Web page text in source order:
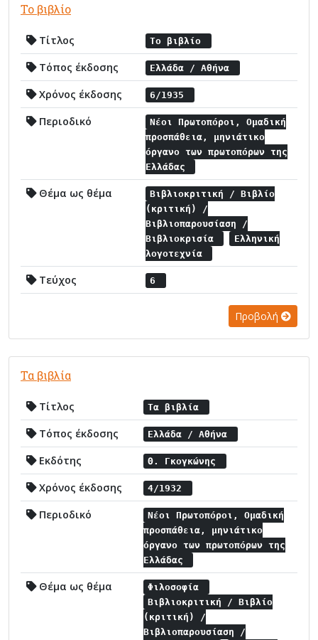
Το βιβλίο
Τίτλος Το βιβλίο
Τόπος έκδοσης Ελλάδα / Αθήνα
Χρόνος έκδοσης 6/1935
Περιοδικό
Νέοι Πρωτοπόροι, Ομαδική
προσπάθεια, μηνιάτικο
όργανο των πρωτοπόρων της
Ελλάδας
Θέμα ως θέμα
Βιβλιοκριτική / Βιβλίο
(κριτική) /
Βιβλιοπαρουσίαση /
Βιβλιοκρισία
Ελληνική
λογοτεχνία
Τεύχος 6
Προβολή
Τα βιβλία
Τίτλος Τα βιβλία
Τόπος έκδοσης Ελλάδα / Αθήνα
Εκδότης Θ. Γκογκώνης
Χρόνος έκδοσης 4/1932
Περιοδικό
Νέοι Πρωτοπόροι, Ομαδική
προσπάθεια, μηνιάτικο
όργανο των πρωτοπόρων της
Ελλάδας
Θέμα ως θέμα
Φιλοσοφία
Βιβλιοκριτική / Βιβλίο
(κριτική) /
Βιβλιοπαρουσίαση /